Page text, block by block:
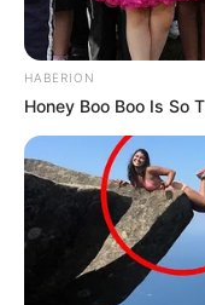
HABERION
Honey Boo Boo Is So